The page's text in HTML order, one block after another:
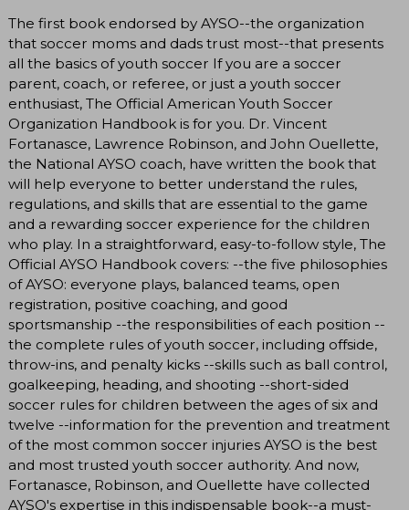
The first book endorsed by AYSO--the organization
that soccer moms and dads trust most--that presents
all the basics of youth soccer If you are a soccer
parent, coach, or referee, or just a youth soccer
enthusiast, The Official American Youth Soccer
Organization Handbook is for you. Dr. Vincent
Fortanasce, Lawrence Robinson, and John Ouellette,
the National AYSO coach, have written the book that
will help everyone to better understand the rules,
regulations, and skills that are essential to the game
and a rewarding soccer experience for the children
who play. In a straightforward, easy-to-follow style, The
Official AYSO Handbook covers: --the five philosophies
of AYSO: everyone plays, balanced teams, open
registration, positive coaching, and good
sportsmanship --the responsibilities of each position --
the complete rules of youth soccer, including offside,
throw-ins, and penalty kicks --skills such as ball control,
goalkeeping, heading, and shooting --short-sided
soccer rules for children between the ages of six and
twelve --information for the prevention and treatment
of the most common soccer injuries AYSO is the best
and most trusted youth soccer authority. And now,
Fortanasce, Robinson, and Ouellette have collected
AYSO's expertise in this indispensable book--a must-